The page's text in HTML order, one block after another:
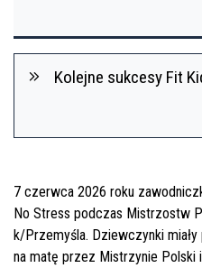
Kolejne sukcesy Fit
7 czerwca 2026 roku
No Stress podczas Mistrzostw
k/Przemyśla. Dziewczynki
na matę przez Mistrzynie Polski